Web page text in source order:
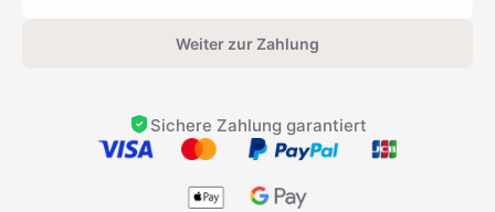
Weiter zur Zahlung
Sichere Zahlung garantiert